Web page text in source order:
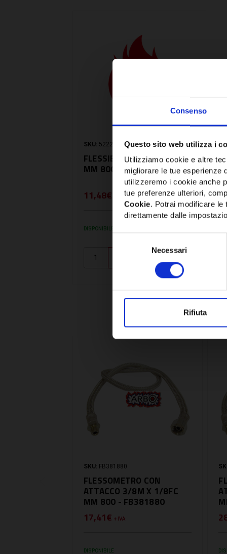
Consenso
Questo sito web utilizza i
Utilizziamo cookie e altre
migliorare le tue esperienze
utilizzeremo i cookie anche
tue preferenze ulteriori,
Cookie. Potrai modificare le
direttamente dalle
del
Necessari
Rifiuta
SKU: 5222025
FLESSIBILE 3/8M-3/8FC
MM 800
11,48€ + IVA
DISPONIBILE
SKU: FB381880
FLESSOMETRO CON
ATTACCO 3/8M X 1/8FC
MM 800 - FB381880
17,41€ + IVA
DISPONIBILE